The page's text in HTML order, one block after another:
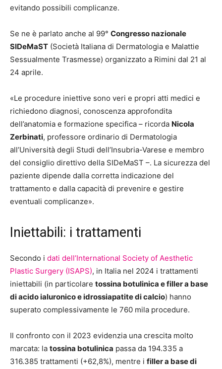
evitando possibili complicanze.
Se ne è parlato anche al 99° Congresso nazionale
SIDeMaST (Società Italiana di Dermatologia e Malattie
Sessualmente Trasmesse) organizzato a Rimini dal 21 al
24 aprile.
«Le procedure iniettive sono veri e propri atti medici e
richiedono diagnosi, conoscenza approfondita
dell’anatomia e formazione specifica – ricorda Nicola
Zerbinati, professore ordinario di Dermatologia
all’Università degli Studi dell’Insubria-Varese e membro
del consiglio direttivo della SIDeMaST –. La sicurezza del
paziente dipende dalla corretta indicazione del
trattamento e dalla capacità di prevenire e gestire
eventuali complicanze».
Iniettabili: i trattamenti
Secondo i dati dell’International Society of Aesthetic
Plastic Surgery (ISAPS), in Italia nel 2024 i trattamenti
iniettabili (in particolare tossina botulinica e filler a base
di acido ialuronico e idrossiapatite di calcio) hanno
superato complessivamente le 760 mila procedure.
Il confronto con il 2023 evidenzia una crescita molto
marcata: la tossina botulinica passa da 194.335 a
316.385 trattamenti (+62,8%), mentre i filler a base di